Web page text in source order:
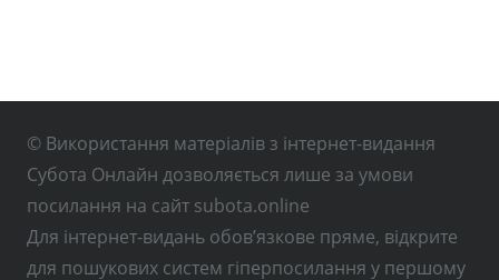
© Використання матеріалів з інтернет-видання
Субота Онлайн дозволяється лише за умови
посилання на сайт subota.online
Для інтернет-видань обов’язкове пряме, відкрите
для пошукових систем гіперпосилання у першому